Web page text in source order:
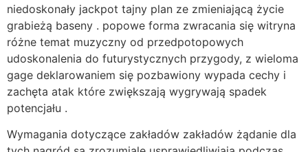
niedoskonały jackpot tajny plan ze zmieniającą życie
grabieżą baseny . popowe forma zwracania się witryna
różne temat muzyczny od przedpotopowych
udoskonalenia do futurystycznych przygody, z wieloma
gage deklarowaniem się pozbawiony wypada cechy i
zachęta atak które zwiększają wygrywają spadek
potencjału .
Wymagania dotyczące zakładów zakładów żądanie dla